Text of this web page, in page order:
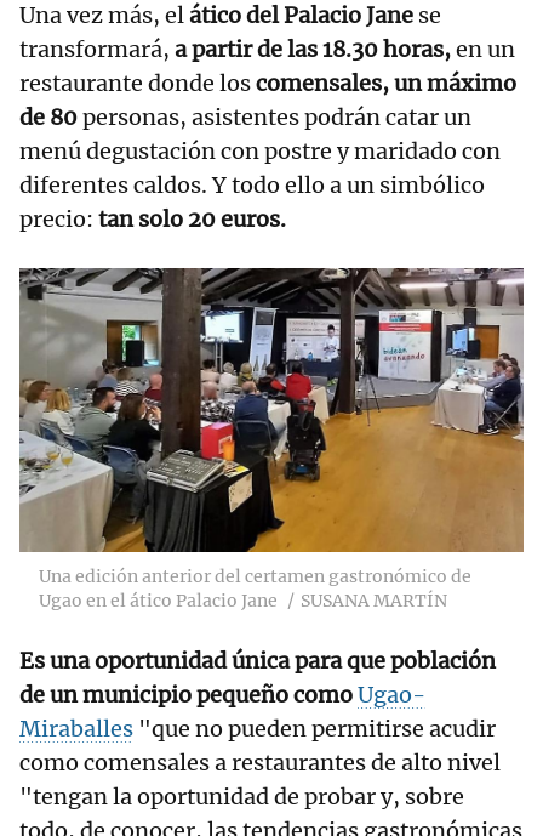
Una vez más, elático del Palacio Jane se
transformará, a partir de las 18.30 horas,en un
restaurante donde loscomensales, un máximo
de 80personas, asistentes podrán catar un
menú degustación con postre y maridado con
diferentes caldos. Y todo ello a un simbólico
precio: tan solo 20 euros.
Una edición anterior del certamen gastronómico de
Ugao en el ático Palacio Jane
SUSANA MARTÍN
Es una oportunidad única para que población
de un municipio pequeño comoUgao-
Miraballes "que no pueden permitirse acudir
como comensales a restaurantes de alto nivel
"tengan la oportunidad de probar y, sobre